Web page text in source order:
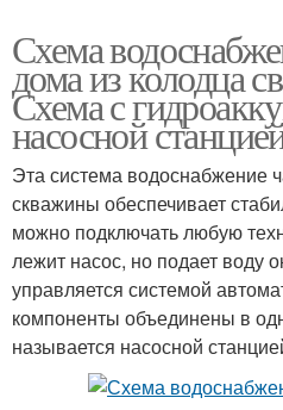
Схема
дома из колодца
Схема с
насосной
Эта система водоснабжение
скважины обеспечивает
можно подключать любую
лежит насос, но подает воду
управляется системой
компоненты объединены в
называется насосной